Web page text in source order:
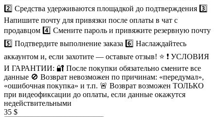
2️⃣ Средства удерживаются площадкой до подтверждения 3️⃣
Напишите почту для привязки после оплаты в чат с
продавцом 4️⃣ Смените пароль и привяжите резервную почту
5️⃣ Подтвердите выполнение заказа 6️⃣ Наслаждайтесь
аккаунтом и, если захотите — оставьте отзыв! ⭐️ ❗️ УСЛОВИЯ
И ГАРАНТИИ: 🔐 После покупки обязательно смените все
данные 🚫 Возврат невозможен по причинам: «передумал»,
«ошибочная покупка» и т.п. 🚨 Возврат возможен ТОЛЬКО
при видеофиксации до оплаты, если данные окажутся
недействительными
35 $